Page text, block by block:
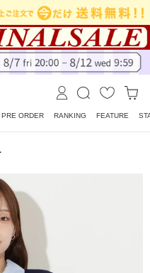
PRE ORDER RANKING FEATURE